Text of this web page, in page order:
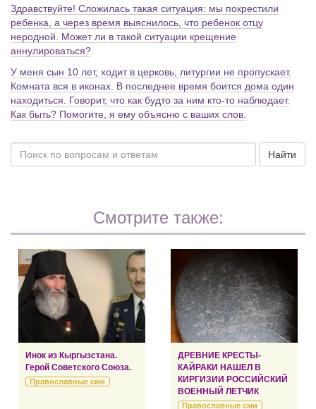
Здравствуйте! Сложилась такая ситуация: мы покрестили
ребенка, а через время выяснилось, что ребенок отцу
неродной. Может ли в такой ситуации крещение
аннулироваться?
У меня сын 10 лет, ходит в церковь, литургии не пропускает.
Комната вся в иконах. В последнее время боится дома один
находиться. Говорит, что как будто за ним кто-то наблюдает.
Как быть? Помогите, я ему объясню с ваших слов.
Найти
Смотрите также:
Инок из Кыргызстана.
Герой Советского Союза.
Православные сми
ДРЕВНИЕ КРЕСТЫ-
КАЙРАКИ НАШЕЛ В
КИРГИЗИИ РОССИЙСКИЙ
ВОЕННЫЙ ЛЕТЧИК
Православные сми